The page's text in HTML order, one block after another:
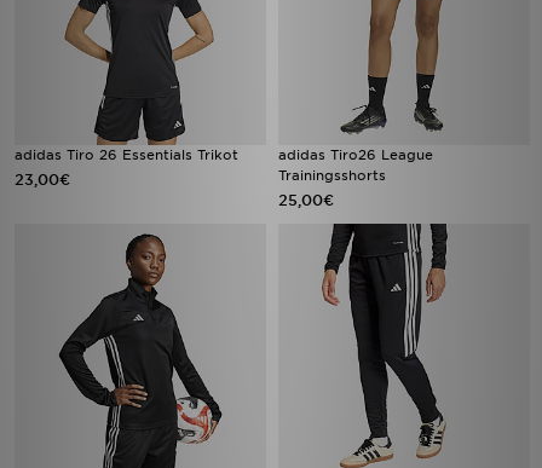
adidas Tiro 26 Essentials Trikot
23,00€
adidas Tiro26 League
Trainingsshorts
25,00€